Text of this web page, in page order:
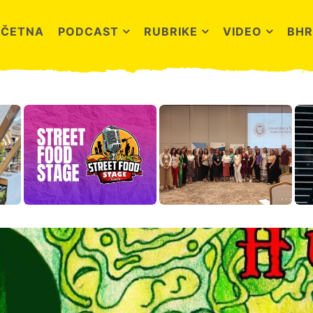
PODCAST RUBRIKE VIDEO